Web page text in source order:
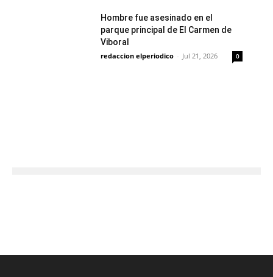
Hombre fue asesinado en el
parque principal de El Carmen de
Viboral
redaccion elperiodico - Jul 21, 2026 0